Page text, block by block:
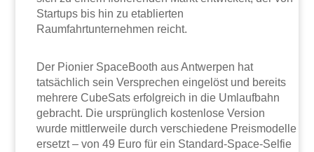
Startups bis hin zu etablierten
Raumfahrtunternehmen reicht.
Der Pionier SpaceBooth aus Antwerpen hat
tatsächlich sein Versprechen eingelöst und bereits
mehrere CubeSats erfolgreich in die Umlaufbahn
gebracht. Die ursprünglich kostenlose Version
wurde mittlerweile durch verschiedene Preismodelle
ersetzt – von 49 Euro für ein Standard-Space-Selfie